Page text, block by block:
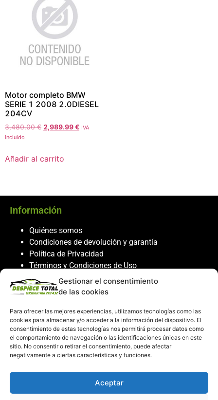
Gestionar el consentimiento
de las cookies
Para ofrecer las mejores experiencias, utilizamos tecnologías como las
cookies para almacenar y/o acceder a la información del dispositivo. El
consentimiento de estas tecnologías nos permitirá procesar datos como
el comportamiento de navegación o las identificaciones únicas en este
sitio. No consentir o retirar el consentimiento, puede afectar
negativamente a ciertas características y funciones.
Aceptar
Motor completo BMW
SERIE 1 2008 2.0DIESEL
204CV
3,480.00€ 2,989.99€ IVA
incluido
Añadir al carrito
Información
Quiénes somos
Condiciones de devolución y garantía
Política de Privacidad
Términos y Condiciones de Uso
Política de Cookies
Servicio al cliente
Contacto
986 243 432
608 867 074
recambiosdespiecetotal@gmail.com
Mi cuenta
Mi Cuenta